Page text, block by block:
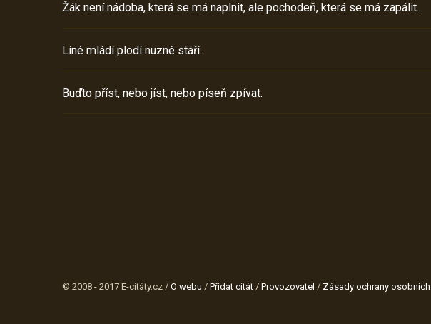
Žák není nádoba, která se má naplnit, ale pochodeň, která se má zapálit.
Líné mládí plodí nuzné stáří.
Buďto příst, nebo jíst, nebo píseň zpívat.
© 2008 - 2017 E-citáty.cz / O webu / Přidat citát / Provozovatel / Zásady ochrany